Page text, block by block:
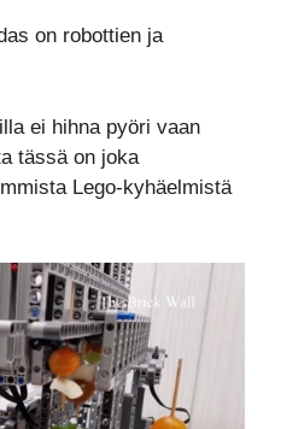
on robottien ja
ei hihna pyöri vaan
tässä on joka
Lego-kyhäelmistä